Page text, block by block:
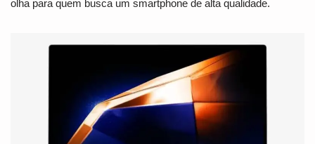
olha para quem busca um smartphone de alta qualidade.